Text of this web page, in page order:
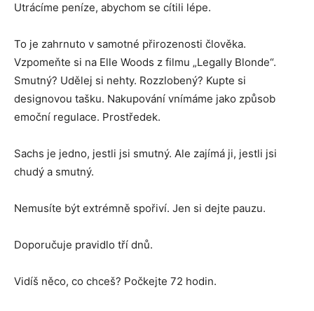
Utrácíme peníze, abychom se cítili lépe.
To je zahrnuto v samotné přirozenosti člověka.
Vzpomeňte si na Elle Woods z filmu „Legally Blonde“.
Smutný? Udělej si nehty. Rozzlobený? Kupte si
designovou tašku. Nakupování vnímáme jako způsob
emoční regulace. Prostředek.
Sachs je jedno, jestli jsi smutný. Ale zajímá ji, jestli jsi
chudý a smutný.
Nemusíte být extrémně spořiví. Jen si dejte pauzu.
Doporučuje pravidlo tří dnů.
Vidíš něco, co chceš? Počkejte 72 hodin.